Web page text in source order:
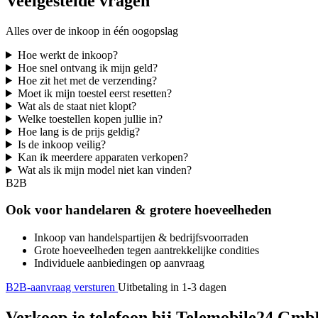
Alles over de inkoop in één oogopslag
Hoe werkt de inkoop?
Hoe snel ontvang ik mijn geld?
Hoe zit het met de verzending?
Moet ik mijn toestel eerst resetten?
Wat als de staat niet klopt?
Welke toestellen kopen jullie in?
Hoe lang is de prijs geldig?
Is de inkoop veilig?
Kan ik meerdere apparaten verkopen?
Wat als ik mijn model niet kan vinden?
B2B
Ook voor handelaren & grotere hoeveelheden
Inkoop van handelspartijen & bedrijfsvoorraden
Grote hoeveelheden tegen aantrekkelijke condities
Individuele aanbiedingen op aanvraag
B2B-aanvraag versturen Uitbetaling in 1-3 dagen